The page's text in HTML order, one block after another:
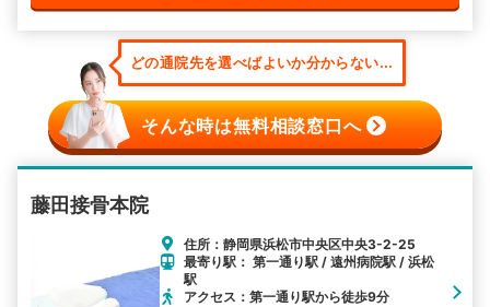
どの通院先を選べばよいか分からない...
そんな時は無料相談窓口へ
藤田接骨本院
住所：静岡県浜松市中央区中央3-2-25
最寄り駅： 第一通り駅 / 遠州病院駅 / 浜松
駅
アクセス：第一通り駅から徒歩9分